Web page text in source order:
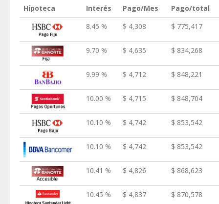
Hipoteca Interés Pago/Mes
Pago/total
8.45 %
$ 4,308 $ 775,417
9.70 % $ 4,635 $ 834,268
9.99 % $ 4,712 $ 848,221
10.00 % $ 4,715 $ 848,704
10.10 % $ 4,742 $ 853,542
10.10 % $ 4,742 $ 853,542
10.41 % $ 4,826 $ 868,623
10.45 % $ 4,837 $ 870,578